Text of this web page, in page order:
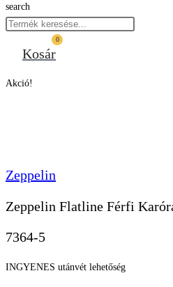
search
0
Kosár
Akció!
Zeppelin
Zeppelin Flatline Férfi
7364-5
INGYENES utánvét lehetőség